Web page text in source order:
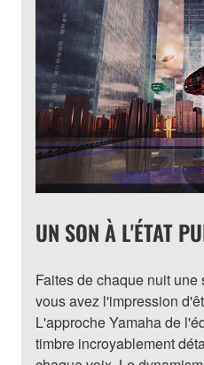
UN SON À L'ÉTAT
Faites de chaque nuit
vous avez l'impression
L'approche Yamaha de
timbre incroyablement